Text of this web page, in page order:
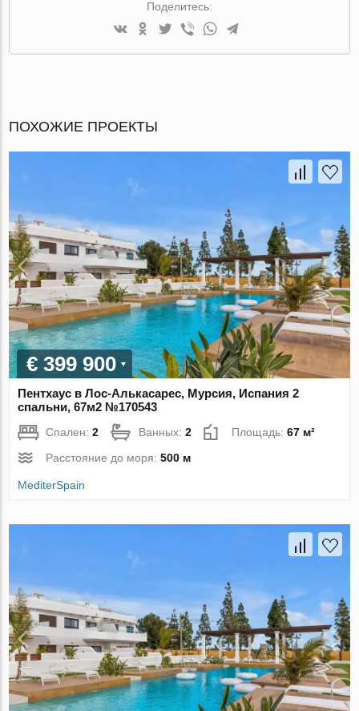
Поделитесь:
ПОХОЖИЕ ПРОЕКТЫ
€ 399 900
Пентхаус в Лос-Алькасарес, Мурсия, Испания 2
спальни, 67м2 №170543
Спален:2 Ванных:2 Площадь:67 м²
Расстояние до моря:500 м
MediterSpain